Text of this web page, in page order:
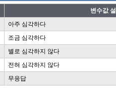
변수값
아주 심각하다
조금 심각하다
별로 심각하지 않다
전혀 심각하지 않다
무응답